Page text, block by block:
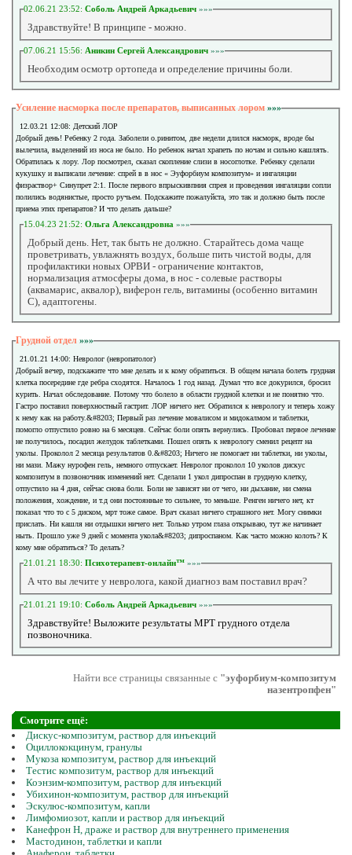
02.06.21 23:52: Соболь Андрей Аркадьевич »»»
Здравствуйте! В принципе - можно.
07.06.21 15:56: Аникин Сергей Александрович »»»
Необходим осмотр ортопеда и определение причины боли.
Усиление насморка после препаратов, выписанных лором »»»
12.03.21 12:08: Детский ЛОР
Добрый день! Ребенку 2 года. Заболели о.ринитом, две недели длился насморк, вроде бы
вылечила, выделений из носа не было. Но ребенок начал храпеть по ночам и сильно кашлять.
Обратилась к лору. Лор посмотрел, сказал скопление слизи в носоглотке. Ребенку сделали
кукушку и выписали лечение: спрей в в нос « Эуфорбиум композитум» и ингаляции
физраствор+ Синупрет 2:1. После первого впрыскивпния спрея и проведения ингаляции сопли
полились водянистые, просто ручьем. Подскажите пожалуйста, это так и должно быть после
приема этих препаратов? И что делать дальше?
15.04.23 21:52: Ольга Александровна »»»
Добрый день. Нет, так быть не должно. Старайтесь дома чаще
проветривать, увлажнять воздух, больше пить чистой воды, для
профилактики новых ОРВИ - ограничение контактов,
нормализация атмосферы дома, в нос - солевые растворы
(аквамарис, аквалор), виферон гель, витамины (особенно витамин
С), адаптогены.
Грудной отдел »»»
21.01.21 14:00: Невролог (невропатолог)
Добрый вечер, подскажите что мне делать и к кому обратиться. В общем начала болеть грудная
клетка посередине где ребра сходятся. Началось 1 год назад. Думал что все докурился, бросил
курить. Начал обследование. Потому что болело в области грудной клетки и не понятно что.
Гастро поставил поверхностный гастрит. ЛОР ничего нет. Обратился к неврологу и теперь хожу
к нему как на работу.&#8203; Первый раз лечение мовалисом и мидокалмом и таблетки,
помогло отпустило ровно на 6 месяцев. Сейчас боли опять вернулись. Пробовал первое лечение
не получилось, посадил желудок таблетками. Пошел опять к неврологу сменил рецепт на
уколы. Проколол 2 месяца результатов 0.&#8203; Ничего не помогает ни таблетки, ни уколы,
ни мази. Мажу нурофен гель, немного отпускает. Невролог проколол 10 уколов дискус
композитум в позвоночник изменений нет. Сделали 1 укол дипроспан в грудную клетку,
отпустило на 4 дня, сейчас снова боли. Боли не зависят ни от чего, ни дыхание, ни смена
положения, хождение, и т.д они постоянные то сильнее, то меньше. Ренген ничего нет, кт
показал что то с 5 диском, мрт тоже самое. Врач сказал ничего страшного нет. Могу снимки
прислать. Ни кашля ни отдышки ничего нет. Только утром глаза открываю, тут же начинает
ныть. Прошло уже 9 дней с момента укола&#8203; дипроспаном. Как часто можно колоть? К
кому мне обратиться? То делать?
21.01.21 18:30: Психотерапевт-онлайн™ »»»
А что вы лечите у невролога, какой диагноз вам поставил врач?
21.01.21 19:10: Соболь Андрей Аркадьевич »»»
Здравствуйте! Выложите результаты МРТ грудного отдела
позвоночника.
Найти все страницы связанные с "эуфорбиум-композитум
назентропфен"
Смотрите ещё:
Дискус-композитум, раствор для инъекций
Оциллококцинум, гранулы
Мукоза композитум, раствор для инъекций
Тестис композитум, раствор для инъекций
Коэнзим-композитум, раствор для инъекций
Убихинон-композитум, раствор для инъекций
Эскулюс-композитум, капли
Лимфомиозот, капли и раствор для инъекций
Канефрон Н, драже и раствор для внутреннего применения
Мастодинон, таблетки и капли